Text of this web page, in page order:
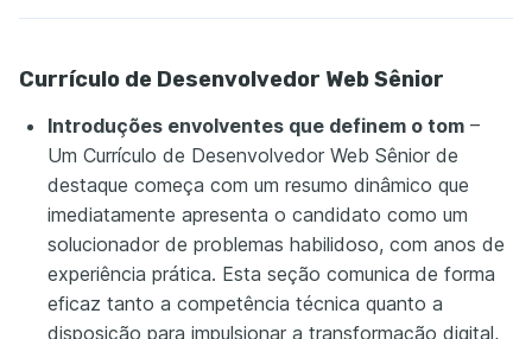
Currículo de Desenvolvedor Web Sênior
Introduções envolventes que definem o tom –
Um Currículo de Desenvolvedor Web Sênior de
destaque começa com um resumo dinâmico que
imediatamente apresenta o candidato como um
solucionador de problemas habilidoso, com anos de
experiência prática. Esta seção comunica de forma
eficaz tanto a competência técnica quanto a
disposição para impulsionar a transformação digital,